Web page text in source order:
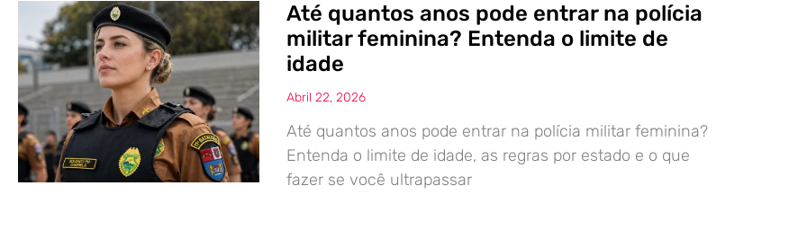
Até quantos anos pode entrar na polícia
militar feminina? Entenda o limite de
idade
Abril 22, 2026
Até quantos anos pode entrar na polícia militar feminina?
Entenda o limite de idade, as regras por estado e o que
fazer se você ultrapassar